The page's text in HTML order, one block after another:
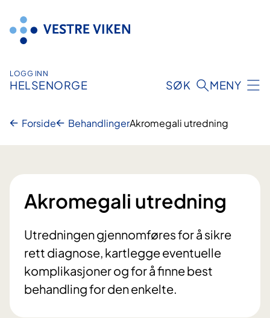
innhold
LOGG INN
HELSENORGE SØK MENY
Forside BehandlingerAkromegali utredning
Akromegali utredning
Utredningen gjennomføres for å sikre
rett diagnose, kartlegge eventuelle
komplikasjoner og for å finne best
behandling for den enkelte.